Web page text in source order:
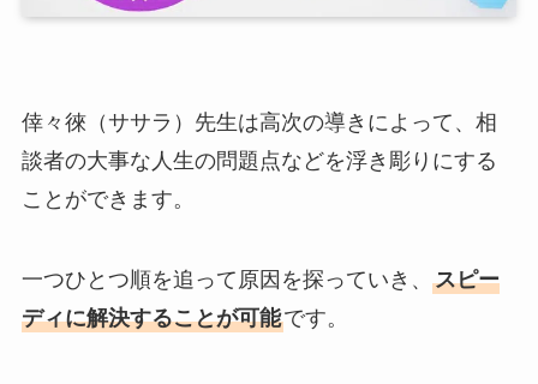
倖々徠（ササラ）先生は高次の導きによって、相
談者の大事な人生の問題点などを浮き彫りにする
ことができます。
一つひとつ順を追って原因を探っていき、 スピー
ディに解決することが可能です。